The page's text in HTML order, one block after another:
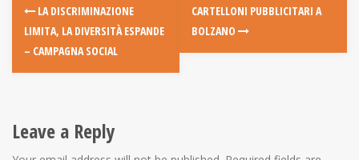
P
o
s
t
n
LA DISCRIMINAZIONE
LIMITA, LA DIVERSITÀ ESPANDE
– CAMPAGNA SOCIAL
CARTELLONI PUBBLICITARI A
BOLZANO
Leave a Reply